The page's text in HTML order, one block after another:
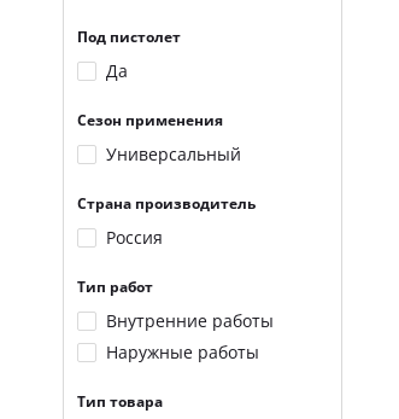
Под пистолет
Да
Сезон применения
Универсальный
Страна производитель
Россия
Тип работ
Внутренние работы
Наружные работы
Тип товара